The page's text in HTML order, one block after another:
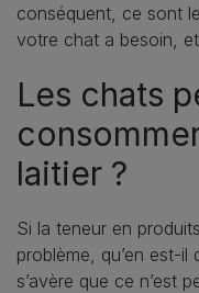
conséquent, ce sont
votre chat a besoin,
Les chats
laitier ?
Si la teneur en
problème, qu’en est-il
s’avère que ce n’est